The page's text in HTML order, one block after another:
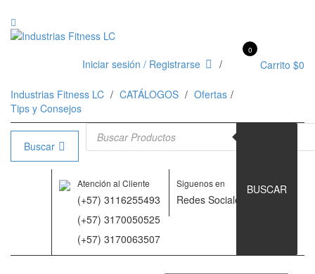
Iniciar sesión / Registrarse
0
Carrito $0
Industrias Fitness LC CATÁLOGOS
Ofertas
Tips y Consejos
Buscar
Atención al Cliente
(+57) 3116255493
(+57) 3170050525
(+57) 3170063507
Siguenos en
Redes Sociales
Búsqueda de productos
BUSCAR